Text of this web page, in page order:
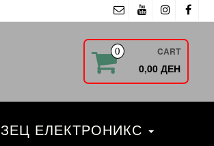
0 CART
0,00 ДЕН
ЗЕЦ ЕЛЕКТРОНИКС